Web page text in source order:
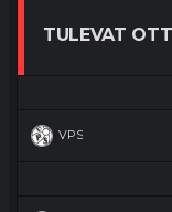
TULEVAT
VPS